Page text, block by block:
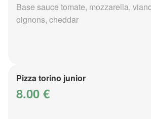
Base sauce tomate, mozzarella,
oignons, cheddar
Pizza torino junior
8.00 €